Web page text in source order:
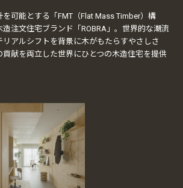
可能とする「FMT（Flat Mass Timber）構
注文住宅ブランド「ROBRA」。世界的な潮流
リアルシフトを背景に木がもたらすやさしさ
貢献を両立した世界にひとつの木造住宅を提供